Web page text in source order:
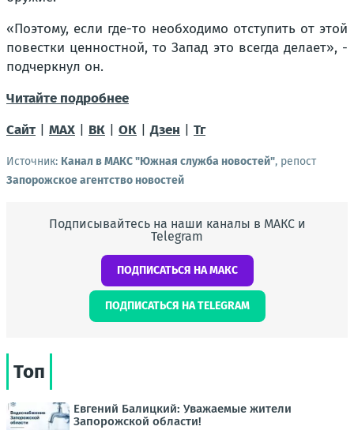
«Поэтому, если где-то необходимо отступить от этой
повестки ценностной, то Запад это всегда делает», -
подчеркнул он.
Читайте подробнее
Сайт
MAX ВК ОК |Дзен Тг
Источник: Канал в МАКС "Южная служба новостей", репост
Запорожское агентство новостей
Подписывайтесь на наши каналы в МАКС и
Telegram
ПОДПИСАТЬСЯ НА МАКС
ПОДПИСАТЬСЯ НА TELEGRAM
Топ
Евгений Балицкий: Уважаемые жители
Запорожской области!